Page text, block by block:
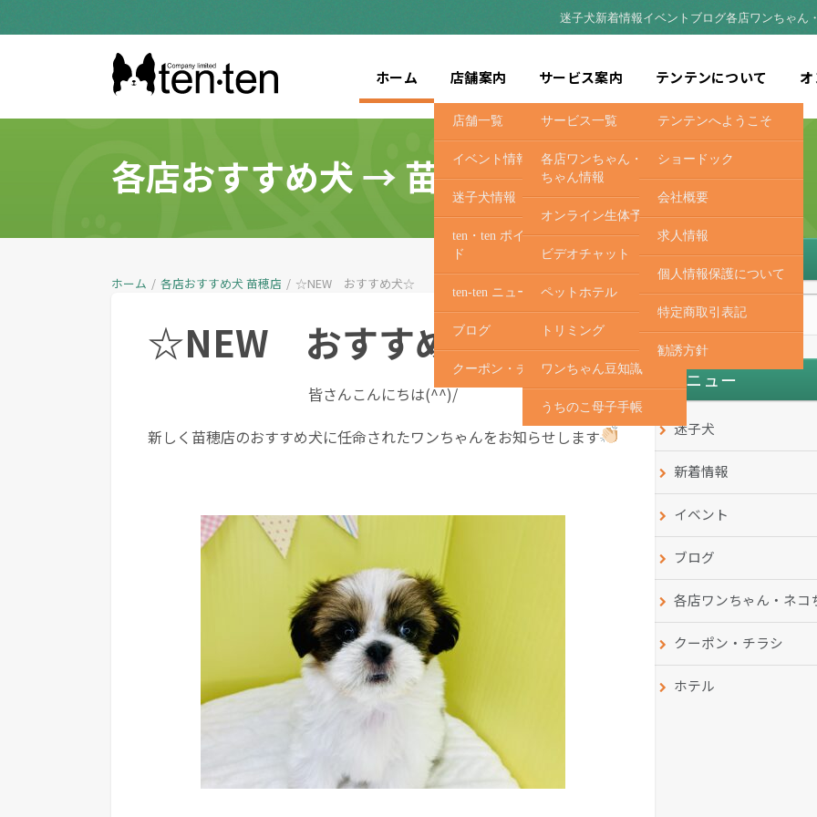
迷子犬新着情報イベント ブログ各店ワンちゃん
ホーム 店舗案内
店舗一覧
イベント情報
迷子犬情報
ten・ten ポイントカー
ド
ten-ten ニュース
ブログ
クーポン・チラシ
サービス案内
サービス一覧
各店ワンちゃん・ネコ
ちゃん情報
オンライン生体予約
ビデオチャット
ペットホテル
トリミング
ワンちゃん豆知識
うちのこ母子手帳
テンテンについて
テンテンへようこそ
ショードック
会社概要
求人情報
個人情報保護について
特定商取引表記
勧誘方針
各店おすすめ犬 → 苗穂店
ホーム / 各店おすすめ犬 苗穂店 / ☆NEW おすすめ犬☆
苗穂店
☆NEW おすすめ犬☆
皆さんこんにちは(^^)/
新しく苗穂店のおすすめ犬に任命されたワンちゃんをお知らせします
サイト内検索
メニュー
迷子犬
新着情報
イベント
ブログ
各店ワンちゃん・ネコ
クーポン・チラシ
ホテル